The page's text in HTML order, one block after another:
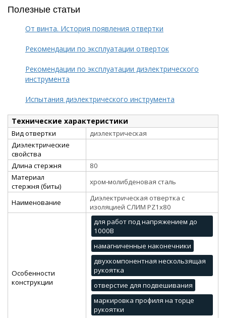
Полезные статьи
От винта. История появления отвертки
Рекомендации по эксплуатации отверток
Рекомендации по эксплуатации диэлектрического
инструмента
Испытания диэлектрического инструмента
Технические характеристики
Вид отвертки
диэлектрическая
Диэлектрические
свойства
Длина стержня
80
Материал
стержня (биты)
хром-молибденовая сталь
Наименование
Диэлектрическая отвертка с
изоляцией СЛИМ PZ1x80
Особенности
конструкции
для работ под напряжением до
1000В
намагниченные наконечники
двухкомпонентная нескользящая
рукоятка
отверстие для подвешивания
маркировка профиля на торце
рукоятки